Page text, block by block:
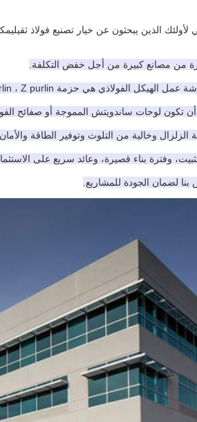
لأولئك الذين يبحثون عن خيار تصنيع فولاذ